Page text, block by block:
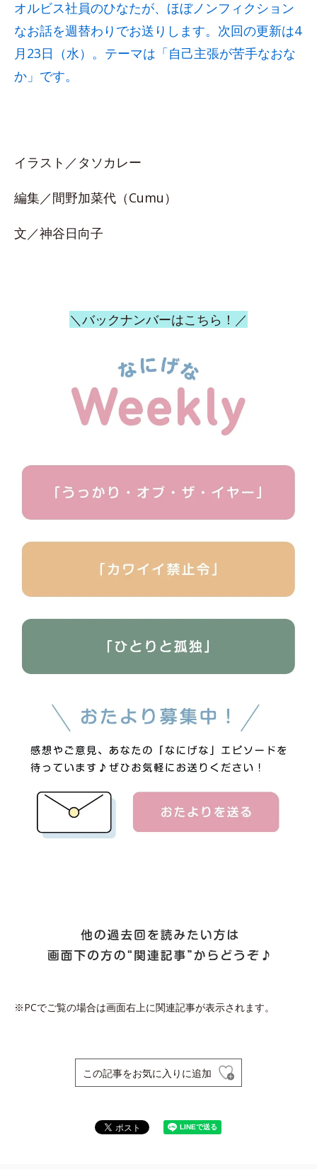
オルビス社員のひなたが、ほぼノンフィクション
なお話を週替わりでお送りします。次回の更新は4
月23日（水）。テーマは「自己主張が苦手なおな
か」です。
イラスト／タソカレー
編集／間野加菜代（Cumu）
文／神谷日向子
＼バックナンバーはこちら！／
※PCでご覧の場合は画面右上に関連記事が表示されます。
この記事をお気に入りに追加